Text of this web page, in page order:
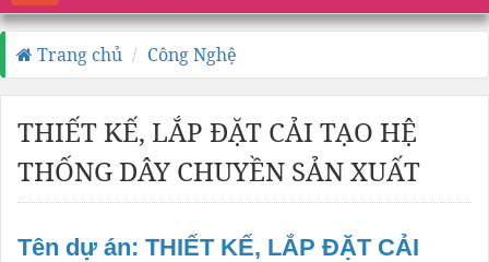
Trang chủ Công Nghệ
THIẾT KẾ, LẮP ĐẶT CẢI TẠO HỆ
THỐNG DÂY CHUYỀN SẢN XUẤT
Tên dự án: THIẾT KẾ, LẮP ĐẶT CẢI